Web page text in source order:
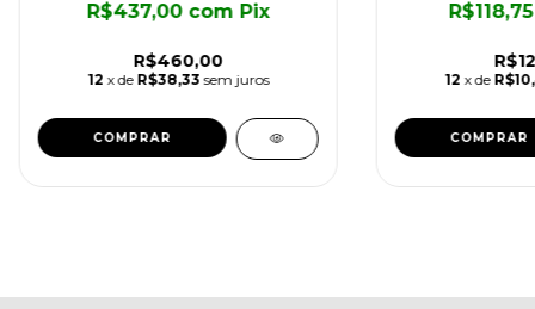
R$460,00
R$437,00 com Pix
12 x de R$38,33 sem juros 12 x de